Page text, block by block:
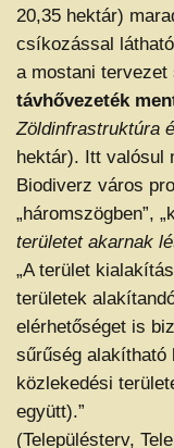
20,35 hektár)
csíkozással
a mostani
távhővezeték
Zöldinfrastruktúra
hektár). Itt valósul
Biodiverz város
„háromszögben”,
területet akarnak
„A terület
területek
elérhetőséget is
sűrűség
közlekedési
együtt).”
(Településterv,